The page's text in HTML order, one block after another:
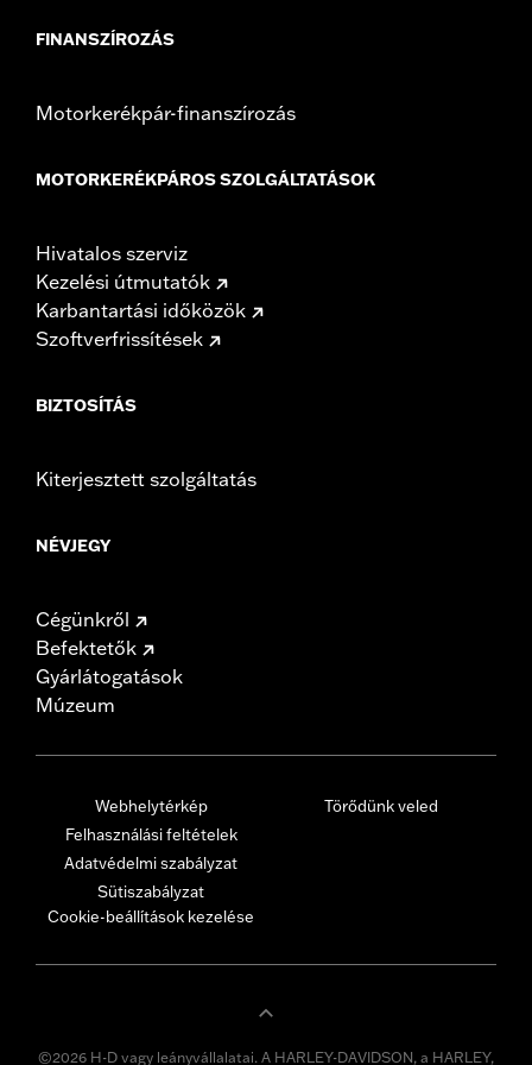
FINANSZÍROZÁS
Motorkerékpár-finanszírozás
MOTORKERÉKPÁROS SZOLGÁLTATÁSOK
Hivatalos szerviz
Kezelési útmutatók
Karbantartási időközök
Szoftverfrissítések
BIZTOSÍTÁS
Kiterjesztett szolgáltatás
NÉVJEGY
Cégünkről
Befektetők
Gyárlátogatások
Múzeum
Webhelytérkép
Felhasználási feltételek
Adatvédelmi szabályzat
Sütiszabályzat
Cookie-beállítások kezelése
Törődünk veled
©2026 H-D vagy leányvállalatai. A HARLEY-DAVIDSON, a HARLEY,